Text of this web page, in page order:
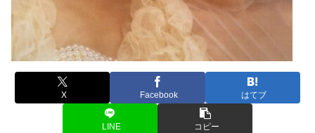
X Facebook はてブ
LINE コピー